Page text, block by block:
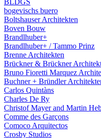
BLDGS
bogevischs buero
Boltshauser Architekten
Boven Bouw
Brandlhuber+
Brandlhuber+ / Tammo Prinz
Brenne Architekten
Brückner & Brückner
Bruno Fioretti Marquez
Buchner + Bründler
Carlos Quintàns
Charles De Ry
Christof Mayer and Martin
Comme des Garçons
Comoco Arquitectos
Crosby Studios